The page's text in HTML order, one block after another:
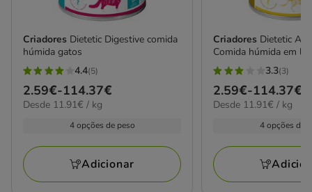
Criadores Dietetic Digestive comida
húmida gatos
4.4
estrelas
com
avaliações
4.4(5)
Preço
de
114.37€
2.59€-114.37€
11.91€
Desde 11.91€ / kg
4 opções de peso
Adicionar
Criadores Dietetic
Comida húmida em
3.3
estrelas
com
avaliações
3.3(3)
Preço
de
114.37€
2.59€-114.37€
11.91€
Desde 11.91€ / kg
4 opções de